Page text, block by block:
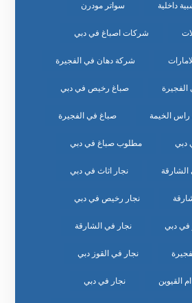
داخلية سواتر مودرن
شركات اصباغ في دبي
شركة دهان في الفجيرة
صباغ رخيص في دبي
الخيمة صباغ في الفجيرة
دبي مطلوب صباغ في دبي
الشارقة نجار اثاث في دبي
نجار رخيص في دبي
في دبي نجار في الشارقة
نجار في القوز دبي
القيوين نجار في دبي